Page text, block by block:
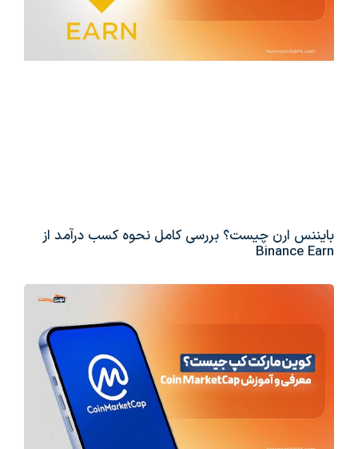
بایننس ارن چیست؟ بررسی کامل نحوه کسب درآمد از
Binance Earn